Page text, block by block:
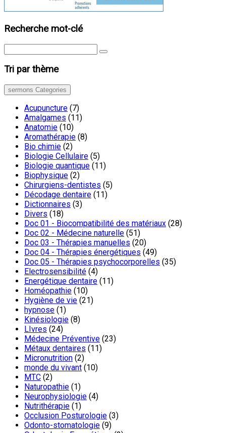
Recherche mot-clé
Tri par thème
sermons Categories
Acupuncture (7)
Amalgames (11)
Anatomie (10)
Aromathérapie (8)
Bio chimie (2)
Biologie Cellulaire (5)
Biologie quantique (11)
Biophysique (2)
Chirurgiens-dentistes (5)
Décodage dentaire (11)
Dictionnaires (3)
Divers (18)
Doc 01 - Biocompatibilité des matériaux (28)
Doc 02 - Médecine naturelle (51)
Doc 03 - Thérapies manuelles (20)
Doc 04 - Thérapies énergétiques (49)
Doc 05 - Thérapies psychocorporelles (35)
Electrosensibilité (4)
Energétique dentaire (11)
Homéopathie (10)
Hygiène de vie (21)
hypnose (1)
Kinésiologie (8)
LIvres (24)
Médecine Préventive (23)
Métaux dentaires (11)
Micronutrition (2)
monde du vivant (10)
MTC (2)
Naturopathie (1)
Neurophysiologie (4)
Nutrithérapie (1)
Occlusion Posturologie (3)
Odonto-stomatologie (9)